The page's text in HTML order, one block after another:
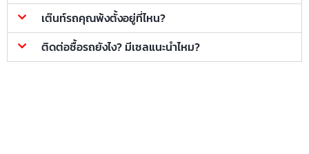
เต๊นท์รถคุณพ้งตั้งอยู่ที่ไหน?
ติดต่อซื้อรถยังไง? มีเซลแนะนำไหม?